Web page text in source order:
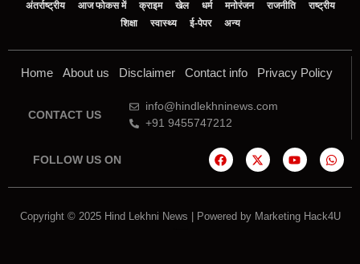
अंतर्राष्ट्रीय आज फोकस में क्राइम खेल धर्म मनोरंजन राजनीति
राष्ट्रीय
शिक्षा
स्वास्थ्य ई-पेपर अन्य
Home About us Disclaimer Contact info Privacy Policy
CONTACT US
info@hindlekhninews.com
+91 9455747212
FOLLOW US ON
Copyright © 2025 Hind Lekhni News | Powered by Marketing Hack4U